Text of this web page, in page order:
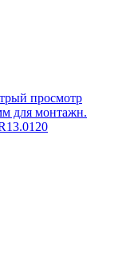
просмотр
для монтажн.